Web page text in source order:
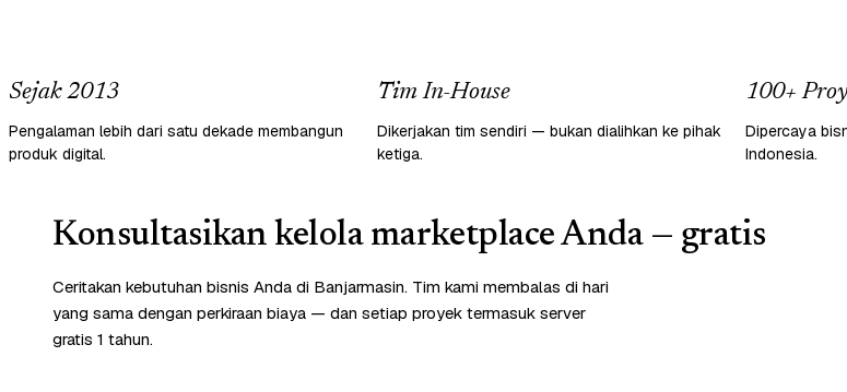
Sejak 2013
Pengalaman lebih dari satu dekade membangun
produk digital.
Tim In-House
Dikerjakan tim sendiri — bukan dialihkan ke pihak
ketiga.
100+
Dipercaya
Indonesia.
Konsultasikan kelola marketplace Anda — gratis
Ceritakan kebutuhan bisnis Anda di Banjarmasin. Tim kami membalas di hari
yang sama dengan perkiraan biaya — dan setiap proyek termasuk server
gratis 1 tahun.